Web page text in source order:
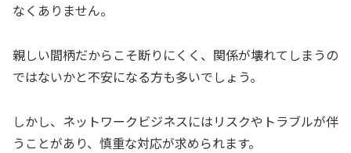
なくありません。
親しい間柄だからこそ断りにくく、関係が壊れてしまうの
ではないかと不安になる方も多いでしょう。
しかし、ネットワークビジネスにはリスクやトラブルが伴
うことがあり、慎重な対応が求められます。